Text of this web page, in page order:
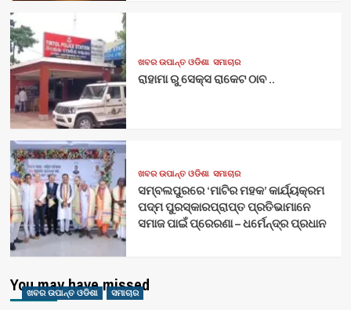
ଖବର ଉପାନ୍ତ ଓଡିଶା ସମାଚାର
ରାହାମା ରୁ ସେକ୍ସ ରାକେଟ ଠାବ ..
ଖବର ଉପାନ୍ତ ଓଡିଶା ସମାଚାର
ସମ୍ବଲପୁରରେ ‘ମାଟିର ମହକ’ କାର୍ଯ୍ୟକ୍ରମ
ପଦ୍ମ ପୁରସ୍କାରପ୍ରାପ୍ତ ପ୍ରତିଭାମାନେ
ସମାଜ ପାଇଁ ପ୍ରେରଣା – ଧର୍ମେନ୍ଦ୍ର ପ୍ରଧାନ
You may have missed
ଖବର ଉପାନ୍ତ ଓଡିଶା ସମାଚାର